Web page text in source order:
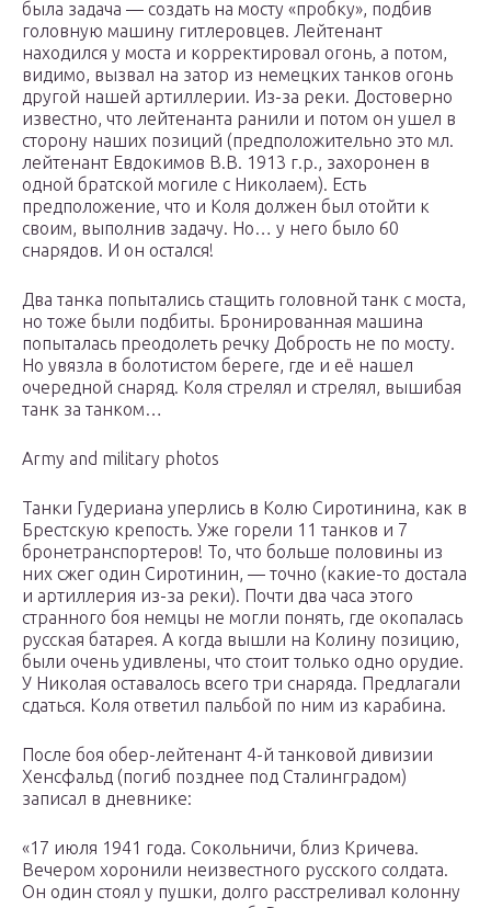
была задача — создать на мосту «пробку», подбив
головную машину гитлеровцев. Лейтенант
находился у моста и корректировал огонь, а потом,
видимо, вызвал на затор из немецких танков огонь
другой нашей артиллерии. Из-за реки. Достоверно
известно, что лейтенанта ранили и потом он ушел в
сторону наших позиций (предположительно это мл.
лейтенант Евдокимов В.В. 1913 г.р., захоронен в
одной братской могиле с Николаем). Есть
предположение, что и Коля должен был отойти к
своим, выполнив задачу. Но… у него было 60
снарядов. И он остался!
Два танка попытались стащить головной танк с моста,
но тоже были подбиты. Бронированная машина
попыталась преодолеть речку Добрость не по мосту.
Но увязла в болотистом береге, где и её нашел
очередной снаряд. Коля стрелял и стрелял, вышибая
танк за танком…
Army and military photos
Танки Гудериана уперлись в Колю Сиротинина, как в
Брестскую крепость. Уже горели 11 танков и 7
бронетранспортеров! То, что больше половины из
них сжег один Сиротинин, — точно (какие-то достала
и артиллерия из-за реки). Почти два часа этого
странного боя немцы не могли понять, где окопалась
русская батарея. А когда вышли на Колину позицию,
были очень удивлены, что стоит только одно орудие.
У Николая оставалось всего три снаряда. Предлагали
сдаться. Коля ответил пальбой по ним из карабина.
После боя обер-лейтенант 4-й танковой дивизии
Хенсфальд (погиб позднее под Сталинградом)
записал в дневнике:
«17 июля 1941 года. Сокольничи, близ Кричева.
Вечером хоронили неизвестного русского солдата.
Он один стоял у пушки, долго расстреливал колонну